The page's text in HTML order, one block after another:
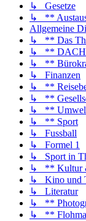
↳ Gesetze
↳ **
Allgemeine
↳ ** Das
↳ ** DACH
↳ **
↳ Finanzen
↳ **
↳ **
↳ **
↳ ** Sport
↳ Fussball
↳ Formel 1
↳ Sport in
↳ ** Kultur
↳ Kino und
↳ Literatur
↳ **
↳ **